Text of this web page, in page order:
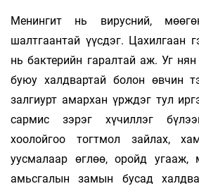
Менингит нь вирусний,
шалтгаантай үүсдэг. Цахилгаан
нь бактерийн гаралтай аж. Уг
буюу халдвартай болон өвчин
залгиурт амархан үрждэг тул
сармис зэрэг хүчиллэг
хоолойгоо тогтмол зайлах,
уусмалаар өглөө, оройд угааж,
амьсгалын замын бусад